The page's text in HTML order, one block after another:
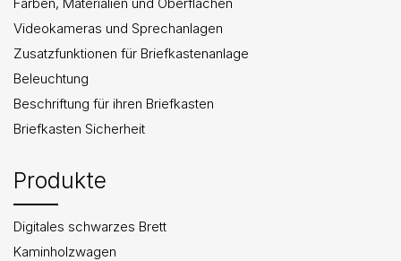
Videokameras und Sprechanlagen
Zusatzfunktionen für Briefkastenanlage
Beleuchtung
Beschriftung für ihren Briefkasten
Briefkasten Sicherheit
Produkte
Digitales schwarzes Brett
Kaminholzwagen